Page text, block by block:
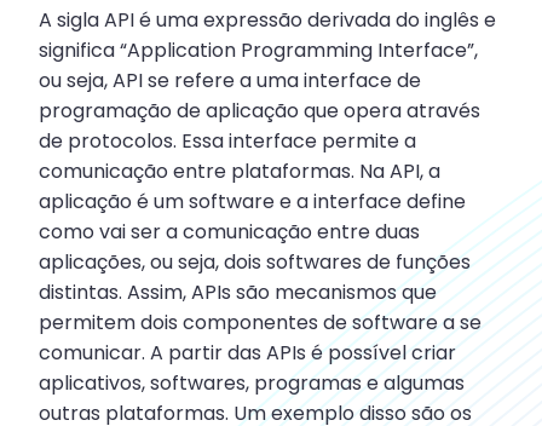
A sigla API é uma expressão derivada do inglês e
significa “Application Programming Interface”,
ou seja, API se refere a uma interface de
programação de aplicação que opera através
de protocolos. Essa interface permite a
comunicação entre plataformas. Na API, a
aplicação é um software e a interface define
como vai ser a comunicação entre duas
aplicações, ou seja, dois softwares de funções
distintas. Assim, APIs são mecanismos que
permitem dois componentes de software a se
comunicar. A partir das APIs é possível criar
aplicativos, softwares, programas e algumas
outras plataformas. Um exemplo disso são os